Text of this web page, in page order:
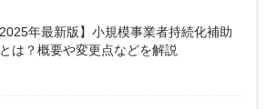
2025年最新版】小規模事業者持続化補助
は？概要や変更点などを解説